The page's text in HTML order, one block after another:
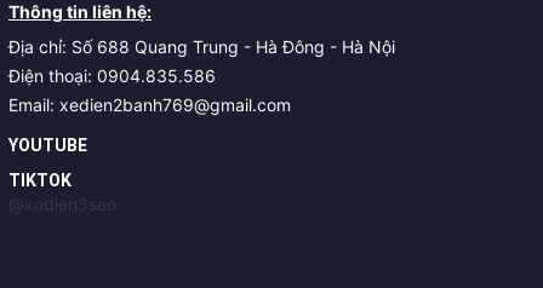
Thông tin liên hệ:
Địa chỉ: Số 688 Quang Trung - Hà Đông - Hà Nội
Điện thoại: 0904.835.586
Email: xedien2banh769@gmail.com
YOUTUBE
TIKTOK
@xedien3sao